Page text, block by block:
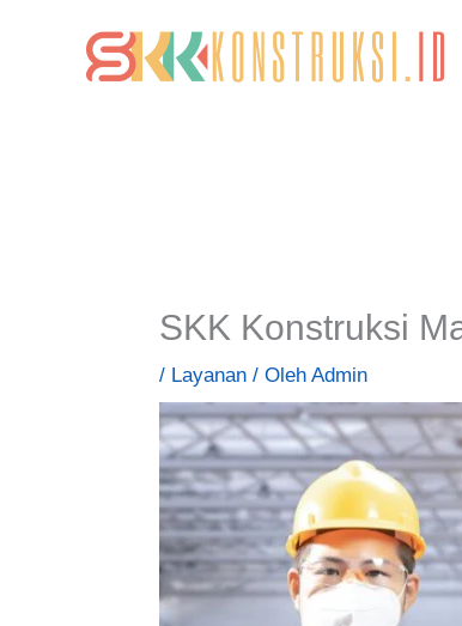
SKK Konstruksi
/ Layanan / OlehAdmin